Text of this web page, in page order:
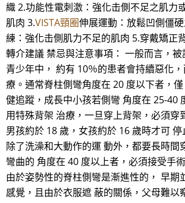
織 2.功能性電刺激：強化击側不足之肌力
肌肉 3.VISTA頸圈伸展運動：放鬆凹側僵
練：強化击側肌力不足的肌肉 5.穿戴矯正
轉介建議 禁忌與注意事項： 一般而言，
青少年中， 約有 10％的患者會持續惡化
療。通常脊柱側彎角度在 20 度以下者，
健追蹤，成長中小孩若側彎 角度在 25-40
用特殊背架 治療，一旦穿上背架，必須穿
男孩約於 18 歲，女孩約於 16 歲時才可
除了洗澡和大動作的運 動外，都要長時間
彎曲的 角度在 40 度以上者，必須接受手
由於姿勢性的脊柱側彎是漸進性的， 早期
感覺，且由於衣服遮 蔽的關係，父母難以